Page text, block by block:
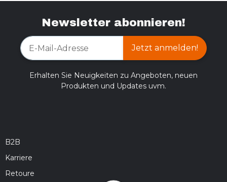
Newsletter abonnieren!
Jetzt anmelden!
Erhalten Sie Neuigkeiten zu Angeboten, neuen
Produkten und Updates uvm.
B2B
Karriere
Retoure